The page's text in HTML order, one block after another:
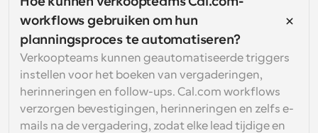
workflows gebruiken om hun
planningsproces te automatiseren?
Verkoopteams kunnen geautomatiseerde triggers
instellen voor het boeken van vergaderingen,
herinneringen en follow-ups. Cal.com workflows
verzorgen bevestigingen, herinneringen en zelfs e-
mails na de vergadering, zodat elke lead tijdige en